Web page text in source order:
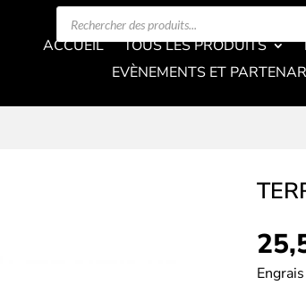
Recherche
ACCUEIL TOUS LES PRODUITS
EVÈNEMENTS ET